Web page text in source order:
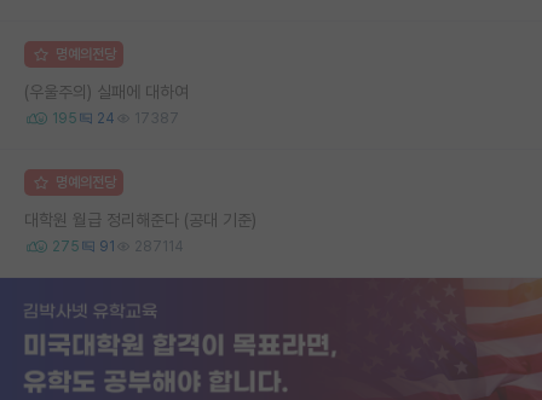
명예의전당
(우울주의) 실패에 대하여
195 24 17387
명예의전당
대학원 월급 정리해준다 (공대 기준)
275 91 287114